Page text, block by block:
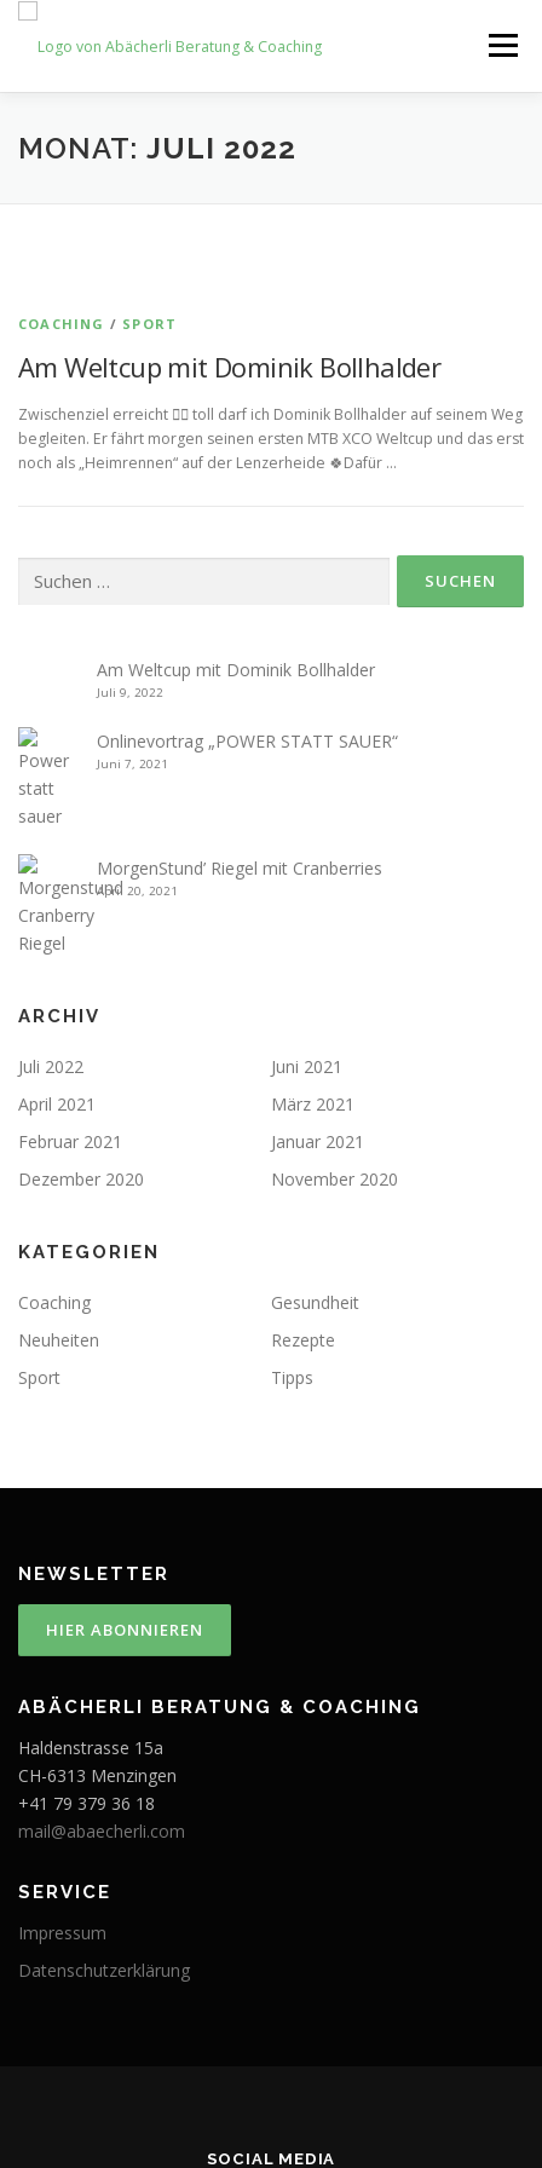
springen
Menü
HOME NEWS NEWSLETTER
MONAT: JULI 2022
COACHING / SPORT
Am Weltcup mit Dominik Bollhalder
Zwischenziel erreicht 👍🏽 toll darf ich Dominik Bollhalder auf seinem Weg
begleiten. Er fährt morgen seinen ersten MTB XCO Weltcup und das erst
noch als „Heimrennen“ auf der Lenzerheide 🍀Dafür …
nach:
Am Weltcup mit Dominik Bollhalder
Juli 9, 2022
Onlinevortrag „POWER STATT SAUER“
Juni 7, 2021
MorgenStund’ Riegel mit Cranberries
April 20, 2021
ARCHIV
Juli 2022
Juni 2021
April 2021
März 2021
Februar 2021
Januar 2021
Dezember 2020
November 2020
KATEGORIEN
Coaching
Gesundheit
Neuheiten
Rezepte
Sport
Tipps
NEWSLETTER
ABÄCHERLI BERATUNG & COACHING
Haldenstrasse 15a
CH-6313 Menzingen
+41 79 379 36 18
mail@abaecherli.com
SERVICE
Impressum
Datenschutzerklärung
SOCIAL MEDIA